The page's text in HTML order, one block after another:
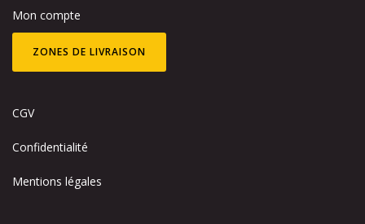
Mon compte
ZONES DE LIVRAISON
CGV
Confidentialité
Mentions légales